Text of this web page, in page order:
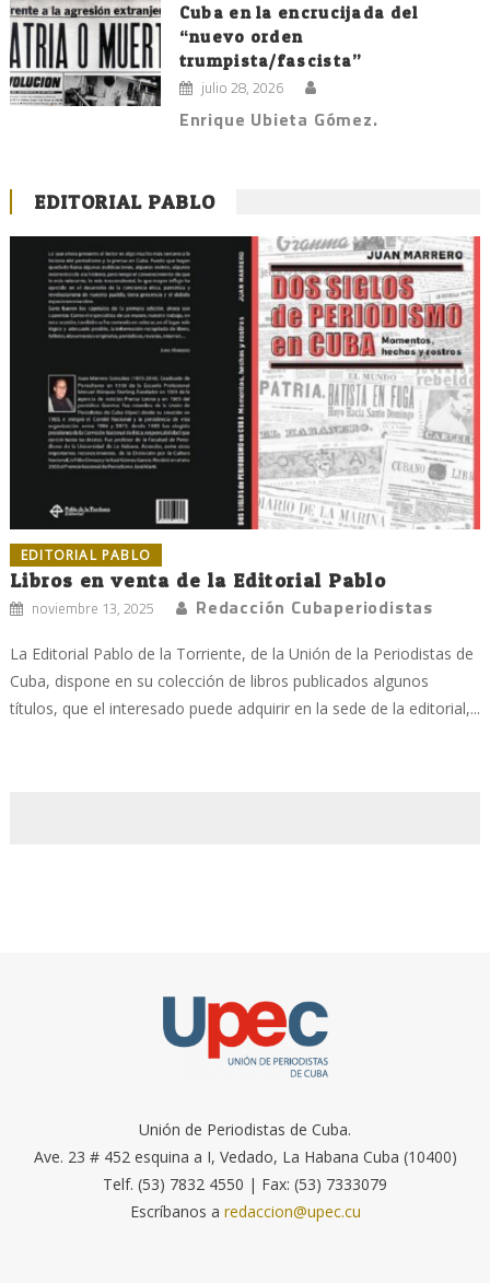
Cuba en la encrucijada del
“nuevo orden
trumpista/fascista”
julio 28, 2026
Enrique Ubieta Gómez.
EDITORIAL PABLO
EDITORIAL PABLO
Libros en venta de la Editorial Pablo
noviembre 13, 2025 Redacción Cubaperiodistas
La Editorial Pablo de la Torriente, de la Unión de la Periodistas de
Cuba, dispone en su colección de libros publicados algunos
títulos, que el interesado puede adquirir en la sede de la editorial,...
Unión de Periodistas de Cuba.
Ave. 23 # 452 esquina a I, Vedado, La Habana Cuba (10400)
Telf. (53) 7832 4550 | Fax: (53) 7333079
Escríbanos a redaccion@upec.cu